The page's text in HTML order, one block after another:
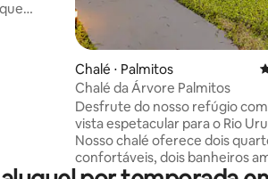
Chalé ⋅ Palmitos
Chalé da Árvore Palmitos
Desfrute do nosso refúgio
vista espetacular para o Rio
Nosso chalé oferece dois
confortáveis, dois banheiros
uma cozinha totalmente